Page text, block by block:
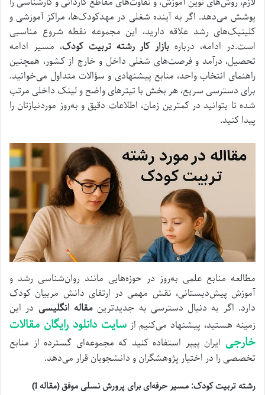
پوشش می‌دهد. اگر به آینده شغلی در مهدکودک‌ها، مراکز آموزشی و
کلینیک‌های رشد علاقه دارید، این مجموعه نقطه شروع مناسبی
است.در ادامه، درباره بازار کار رشته تربیت کودک، مسیر ادامه
تحصیل، درآمد و فرصت‌های شغلی داخل و خارج از کشور، همچنین
راهنمای انتخاب واحد، منابع پیشنهادی و سؤالات متداول می‌خوانید.
برای دسترسی سریع، هر بخش با تیترهای واضح و لینک داخلی مرتب
شده تا بتوانید در کمترین زمان، اطلاعات دقیق و به‌روز موردنیازتان را
پیدا کنید.
مطالعه منابع علمی به‌روز در حوزه‌هایی مانند روان‌شناسی رشد و
آموزش پیش‌دبستانی، نقش مهمی در ارتقای دانش مربیان کودک
دارد. اگر به دنبال دسترسی به جدیدترینمقاله انگلیسی در این
زمینه هستید، پیشنهاد می‌کنیم ازسایت دانلود رایگان مقالات
خارجی ایران پیپر استفاده کنید که مجموعه‌ای گسترده از منابع
تخصصی را در اختیار پژوهشگران و دانشجویان قرار می‌دهد.
رشته تربیت کودک: مسیر حرفه‌ای برای پرورش نسلی موفق (مقاله 1)